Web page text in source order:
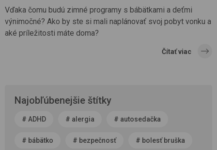
Vďaka čomu budú zimné programy s bábätkami a deťmi
výnimočné? Ako by ste si mali naplánovať svoj pobyt vonku a
aké príležitosti máte doma?
Čítať viac
Najobľúbenejšie štítky
# ADHD # alergia # autosedačka
# bábätko # bezpečnosť # bolesť bruška